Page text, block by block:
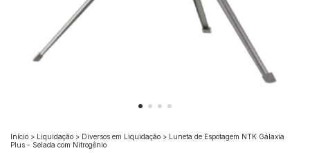
Início > Liquidação > Diversos em Liquidação >
Luneta de Espotagem NTK Gálaxia
Plus - Selada com Nitrogênio